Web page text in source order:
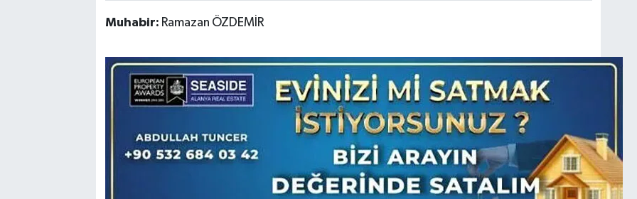
Muhabir: Ramazan ÖZDEMİR